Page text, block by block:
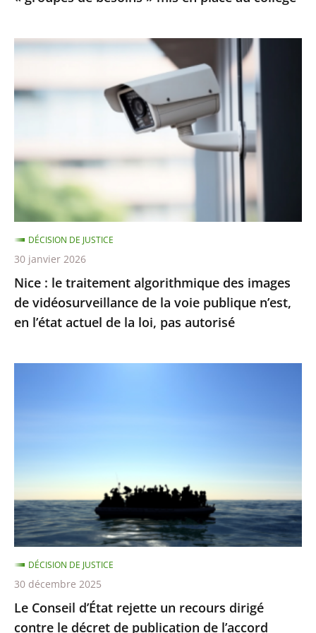
place
au
le
traitement
images
vidéosurveillance
de
la
voie
publique
n’est,
en
actuel
Nice : le traitement algorithmique des images
de vidéosurveillance de la voie publique n’est,
en l’état actuel de la loi, pas autorisé
DÉCISION DE JUSTICE
30 janvier 2026
recours
contre
le
décret
de
publication
de
l’accord
Le Conseil d’État rejette un recours dirigé
contre le décret de publication de l’accord
DÉCISION DE JUSTICE
30 décembre 2025